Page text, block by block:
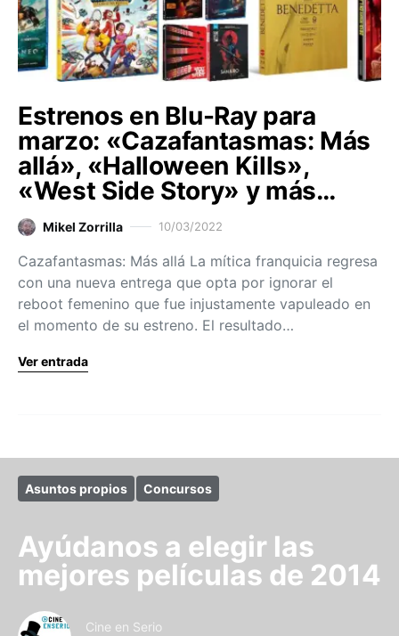
Estrenos en Blu-Ray para
marzo: «Cazafantasmas: Más
allá», «Halloween Kills»,
«West Side Story» y más…
Mikel Zorrilla 10/03/2022
Cazafantasmas: Más allá La mítica franquicia regresa
con una nueva entrega que opta por ignorar el
reboot femenino que fue injustamente vapuleado en
el momento de su estreno. El resultado…
Ver entrada
Asuntos propios Concursos
Ayúdanos a elegir las
mejores películas de 2014
Cine en Serio